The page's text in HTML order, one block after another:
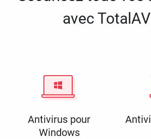
avec
Antivirus pour
Windows